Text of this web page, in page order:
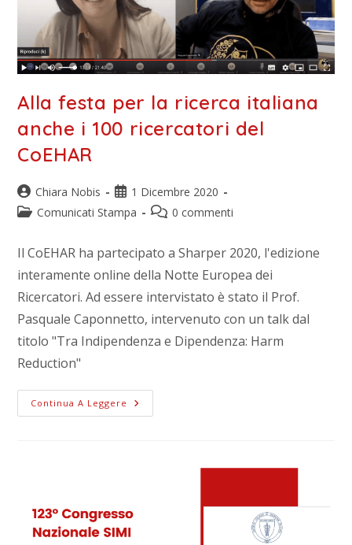
Alla festa per la ricerca italiana
anche i 100 ricercatori del
CoEHAR
Chiara Nobis
1 Dicembre 2020
Comunicati Stampa
0 commenti
Il CoEHAR ha partecipato a Sharper 2020, l'edizione
interamente online della Notte Europea dei
Ricercatori. Ad essere intervistato è stato il Prof.
Pasquale Caponnetto, intervenuto con un talk dal
titolo "Tra Indipendenza e Dipendenza: Harm
Reduction"
Continua A Leggere